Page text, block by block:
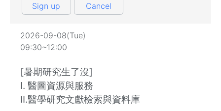
Sign up Cancel
2026-09-08(Tue)
09:30~12:00
[暑期研究生了沒]
I. 醫圖資源與服務
II.醫學研究文獻檢索與資料庫